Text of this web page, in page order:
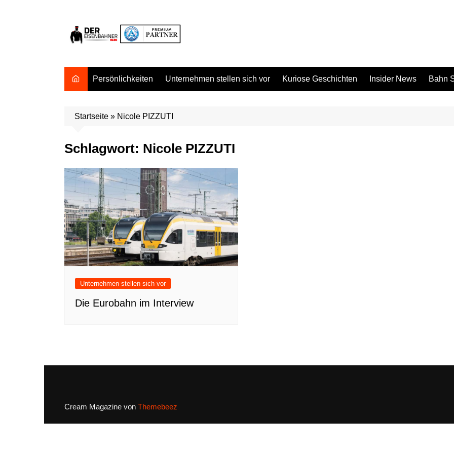
Persönlichkeiten Unternehmen stellen sich vor Kuriose Geschichten Insider News Bahn
Startseite » Nicole PIZZUTI
Schlagwort: Nicole PIZZUTI
Unternehmen stellen sich vor
Die Eurobahn im Interview
Cream Magazine von Themebeez